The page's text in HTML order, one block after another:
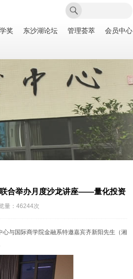
奖 东沙湖论坛 管理荟萃 会员中心
合举办月度沙龙讲座——量化投资
量：46244次
心与国际商学院金融系特邀嘉宾齐新阳先生（湘